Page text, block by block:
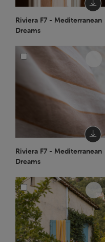
Riviera F7 - Mediterranean
Dreams
Riviera F7 - Mediterranean
Dreams